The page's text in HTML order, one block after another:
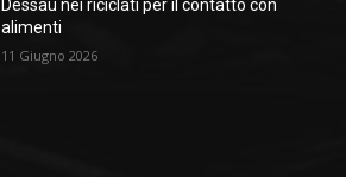
Dessau nei riciclati per il contatto con
alimenti
11 Giugno 2026